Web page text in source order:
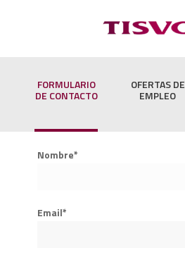
FORMULARIO
DE CONTACTO
OFERTAS DE
EMPLEO
Nombre*
Email*